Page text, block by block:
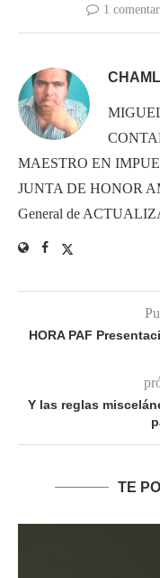
1
MAESTRO EN
JUNTA DE HONOR
General de
HORA PAF
Y las reglas
TE